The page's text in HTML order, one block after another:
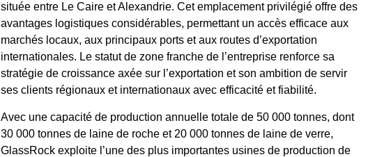
située entre Le Caire et Alexandrie. Cet emplacement privilégié offre des
avantages logistiques considérables, permettant un accès efficace aux
marchés locaux, aux principaux ports et aux routes d’exportation
internationales. Le statut de zone franche de l’entreprise renforce sa
stratégie de croissance axée sur l’exportation et son ambition de servir
ses clients régionaux et internationaux avec efficacité et fiabilité.
Avec une capacité de production annuelle totale de 50 000 tonnes, dont
30 000 tonnes de laine de roche et 20 000 tonnes de laine de verre,
GlassRock exploite l’une des plus importantes usines de production de